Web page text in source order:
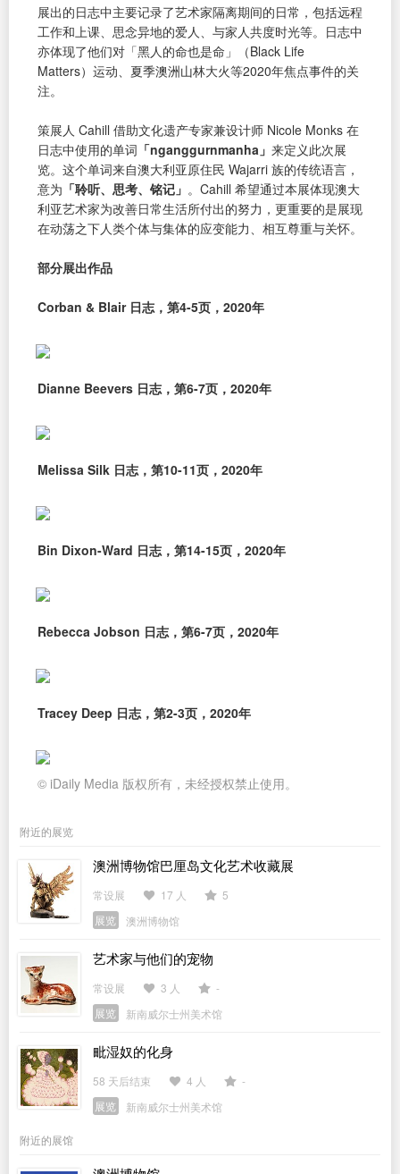
展出的日志中主要记录了艺术家隔离期间的日常，包括远程
工作和上课、思念异地的爱人、与家人共度时光等。日志中
亦体现了他们对「黑人的命也是命」（Black Life
Matters）运动、夏季澳洲山林大火等2020年焦点事件的关
注。
策展人 Cahill 借助文化遗产专家兼设计师 Nicole Monks 在
日志中使用的单词 「nganggurnmanha」 来定义此次展
览。这个单词来自澳大利亚原住民 Wajarri 族的传统语言，
意为 「聆听、思考、铭记」 。Cahill 希望通过本展体现澳大
利亚艺术家为改善日常生活所付出的努力，更重要的是展现
在动荡之下人类个体与集体的应变能力、相互尊重与关怀。
部分展出作品
Corban & Blair 日志，第4-5页，2020年
Dianne Beevers 日志，第6-7页，2020年
Melissa Silk 日志，第10-11页，2020年
Bin Dixon-Ward 日志，第14-15页，2020年
Rebecca Jobson 日志，第6-7页，2020年
Tracey Deep 日志，第2-3页，2020年
© iDaily Media 版权所有，未经授权禁止使用。
附近的展览
澳洲博物馆巴厘岛文化艺术收藏展
常设展 17 人
5
展览
澳洲博物馆
艺术家与他们的宠物
常设展 3 人
-
展览
新南威尔士州美术馆
毗湿奴的化身
58 天后结束 4 人
-
展览
新南威尔士州美术馆
附近的展馆